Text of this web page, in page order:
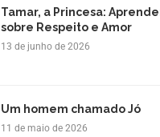
Tamar, a Princesa:
sobre Respeito e Amor
13 de junho de 2026
Um homem chamado Jó
11 de maio de 2026